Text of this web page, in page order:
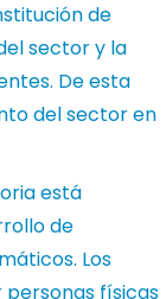
de
sector y la
De esta
del sector en
está
de
Los
físicas